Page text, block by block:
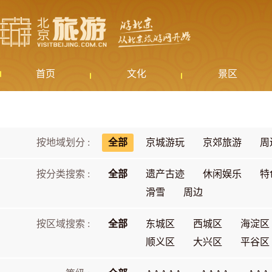
首页 文化 景区
按地域划分 : 全部 京城游玩 京郊旅游 周
按分类搜索 : 全部 遗产古迹 休闲娱乐
特
滑雪
周边
按区域搜索 : 全部 东城区 西城区
海淀区
顺义区
大兴区 平谷区